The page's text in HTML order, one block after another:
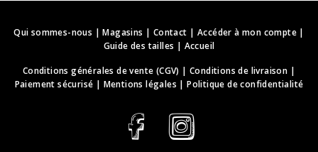
Qui sommes-nous |Magasins | Contact | Accéder à mon compte|
Guide des tailles | Accueil
Conditions générales de vente (CGV) |Conditions de livraison |
Paiement sécurisé | Mentions légales |Politique de confidentialité